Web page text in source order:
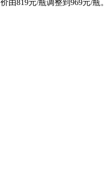
819元/瓶调整到969元/瓶。